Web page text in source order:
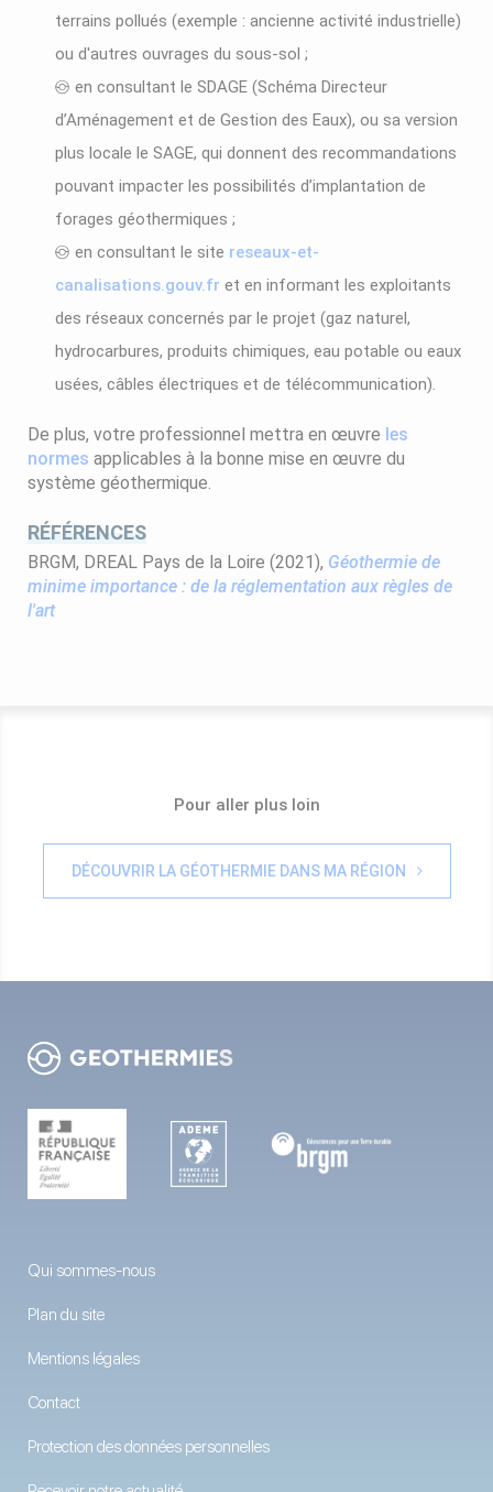
terrains pollués (exemple : ancienne activité industrielle)
ou d'autres ouvrages du sous-sol ;
en consultant le SDAGE (Schéma Directeur
d’Aménagement et de Gestion des Eaux), ou sa version
plus locale le SAGE, qui donnent des recommandations
pouvant impacter les possibilités d’implantation de
forages géothermiques ;
en consultant le site reseaux-et-
canalisations.gouv.fr et en informant les exploitants
des réseaux concernés par le projet (gaz naturel,
hydrocarbures, produits chimiques, eau potable ou eaux
usées, câbles électriques et de télécommunication).
De plus, votre professionnel mettra en œuvre les
normes applicables à la bonne mise en œuvre du
système géothermique.
RÉFÉRENCES
BRGM, DREAL Pays de la Loire (2021), Géothermie de
minime importance : de la réglementation aux règles de
l'art
Pour aller plus loin
DÉCOUVRIR LA GÉOTHERMIE DANS MA RÉGION
Qui sommes-nous
Plan du site
Mentions légales
Contact
Protection des données personnelles